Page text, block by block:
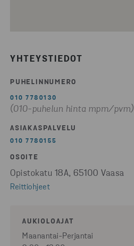
YHTEYSTIEDOT
PUHELINNUMERO
010 7780130
(010-puhelun hinta mpm/pvm)
ASIAKASPALVELU
010 7780155
OSOITE
Opistokatu 18A, 65100 Vaasa
Reittiohjeet
AUKIOLOAJAT
Maanantai-Perjantai